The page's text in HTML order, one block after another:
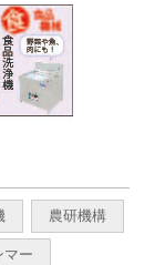
農研機構
マー